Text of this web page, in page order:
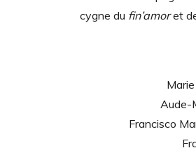
cygne du fin’amoret
Aude-
Francisco